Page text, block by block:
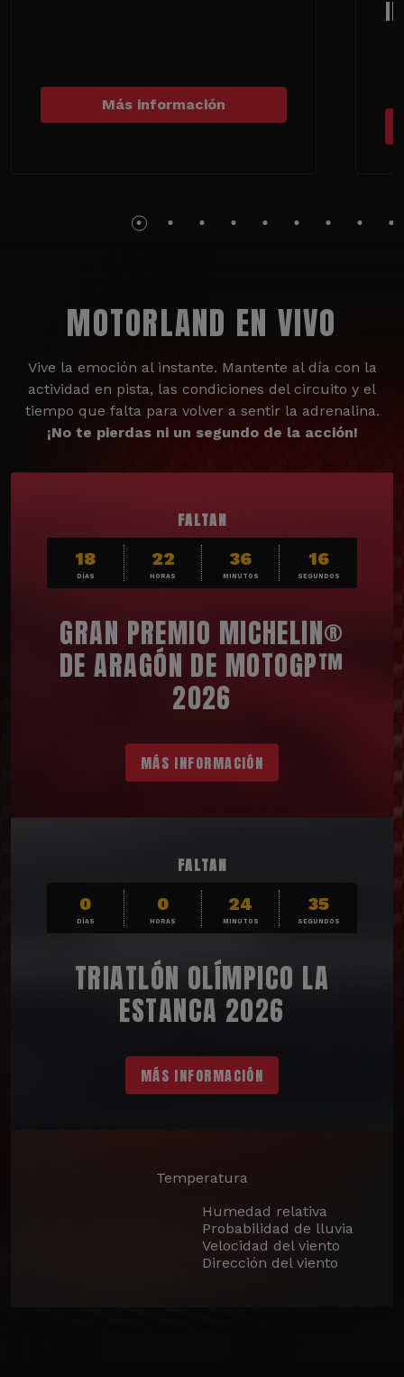
Más información
MOTORLAND EN VIVO
Vive la emoción al instante. Mantente al día con la
actividad en pista, las condiciones del circuito y el
tiempo que falta para volver a sentir la adrenalina.
¡No te pierdas ni un segundo de la acción!
FALTAN
18
DÍAS
22
HORAS
36
MINUTOS
14
SEGUNDOS
GRAN PREMIO MICHELIN®
DE ARAGÓN DE MOTOGP™
2026
MÁS INFORMACIÓN
FALTAN
0
DÍAS
0
HORAS
24
MINUTOS
33
SEGUNDOS
TRIATLÓN OLÍMPICO LA
ESTANCA 2026
MÁS INFORMACIÓN
Temperatura
Humedad relativa
Probabilidad de lluvia
Velocidad del viento
Dirección del viento